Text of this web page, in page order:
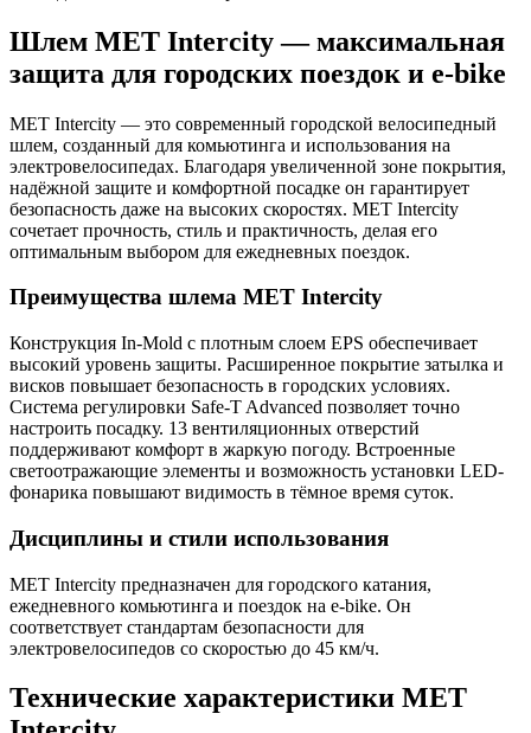
Шлем MET Intercity — максимальная
защита для городских поездок и e-bike
MET Intercity — это современный городской велосипедный
шлем, созданный для комьютинга и использования на
электровелосипедах. Благодаря увеличенной зоне покрытия,
надёжной защите и комфортной посадке он гарантирует
безопасность даже на высоких скоростях. MET Intercity
сочетает прочность, стиль и практичность, делая его
оптимальным выбором для ежедневных поездок.
Преимущества шлема MET Intercity
Конструкция In-Mold с плотным слоем EPS обеспечивает
высокий уровень защиты. Расширенное покрытие затылка и
висков повышает безопасность в городских условиях.
Система регулировки Safe-T Advanced позволяет точно
настроить посадку. 13 вентиляционных отверстий
поддерживают комфорт в жаркую погоду. Встроенные
светоотражающие элементы и возможность установки LED-
фонарика повышают видимость в тёмное время суток.
Дисциплины и стили использования
MET Intercity предназначен для городского катания,
ежедневного комьютинга и поездок на e-bike. Он
соответствует стандартам безопасности для
электровелосипедов со скоростью до 45 км/ч.
Технические характеристики MET